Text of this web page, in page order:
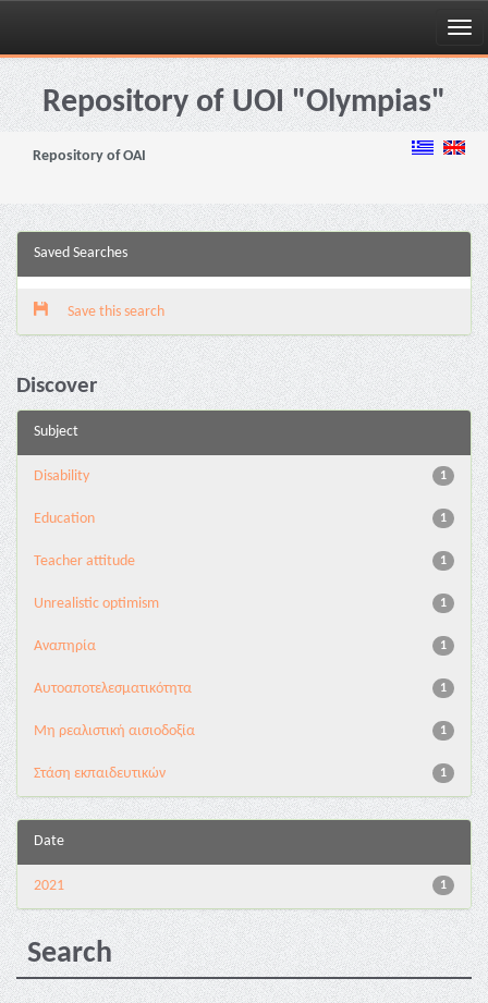
Skip
navigationRepository of UOI "Olympias"
Repository of OAI
Saved Searches
Save this search
Discover
Subject
1
Disability
1
Education
1
Teacher attitude
1
Unrealistic optimism
1
Αναπηρία
1
Αυτοαποτελεσματικότητα
1
Μη ρεαλιστική αισιοδοξία
1
Στάση εκπαιδευτικών
Date
1
2021
Search